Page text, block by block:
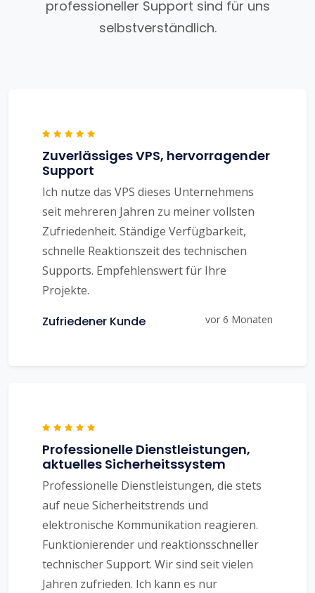
professioneller Support sind für uns
selbstverständlich.
Zuverlässiges VPS, hervorragender
Support
Ich nutze das VPS dieses Unternehmens
seit mehreren Jahren zu meiner vollsten
Zufriedenheit. Ständige Verfügbarkeit,
schnelle Reaktionszeit des technischen
Supports. Empfehlenswert für Ihre
Projekte.
Zufriedener Kunde vor 6 Monaten
Professionelle Dienstleistungen,
aktuelles Sicherheitssystem
Professionelle Dienstleistungen, die stets
auf neue Sicherheitstrends und
elektronische Kommunikation reagieren.
Funktionierender und reaktionsschneller
technischer Support. Wir sind seit vielen
Jahren zufrieden. Ich kann es nur